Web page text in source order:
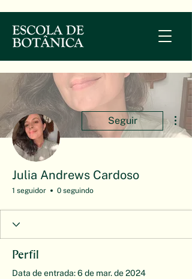
Seguir
Julia Andrews Cardoso
1 seguidor 0 seguindo
Perfil
Data de entrada: 6 de mar. de 2024